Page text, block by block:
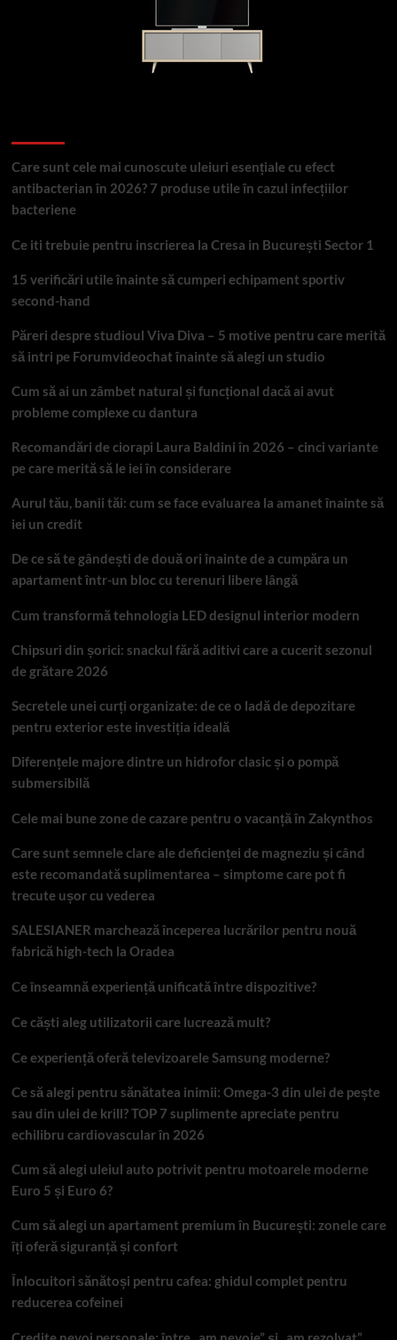
Care sunt cele mai cunoscute uleiuri esențiale cu efect
antibacterian în 2026? 7 produse utile în cazul infecțiilor
bacteriene
Ce iti trebuie pentru inscrierea la Cresa in București Sector 1
15 verificări utile înainte să cumperi echipament sportiv
second-hand
Păreri despre studioul Viva Diva – 5 motive pentru care merită
să intri pe Forumvideochat înainte să alegi un studio
Cum să ai un zâmbet natural și funcțional dacă ai avut
probleme complexe cu dantura
Recomandări de ciorapi Laura Baldini în 2026 – cinci variante
pe care merită să le iei în considerare
Aurul tău, banii tăi: cum se face evaluarea la amanet înainte să
iei un credit
De ce să te gândești de două ori înainte de a cumpăra un
apartament într-un bloc cu terenuri libere lângă
Cum transformă tehnologia LED designul interior modern
Chipsuri din șorici: snackul fără aditivi care a cucerit sezonul
de grătare 2026
Secretele unei curți organizate: de ce o ladă de depozitare
pentru exterior este investiția ideală
Diferențele majore dintre un hidrofor clasic și o pompă
submersibilă
Cele mai bune zone de cazare pentru o vacanță în Zakynthos
Care sunt semnele clare ale deficienței de magneziu și când
este recomandată suplimentarea – simptome care pot fi
trecute ușor cu vederea
SALESIANER marchează începerea lucrărilor pentru nouă
fabrică high-tech la Oradea
Ce înseamnă experiență unificată între dispozitive?
Ce căști aleg utilizatorii care lucrează mult?
Ce experiență oferă televizoarele Samsung moderne?
Ce să alegi pentru sănătatea inimii: Omega-3 din ulei de pește
sau din ulei de krill? TOP 7 suplimente apreciate pentru
echilibru cardiovascular în 2026
Cum să alegi uleiul auto potrivit pentru motoarele moderne
Euro 5 și Euro 6?
Cum să alegi un apartament premium în București: zonele care
îți oferă siguranță și confort
Înlocuitori sănătoși pentru cafea: ghidul complet pentru
reducerea cofeinei